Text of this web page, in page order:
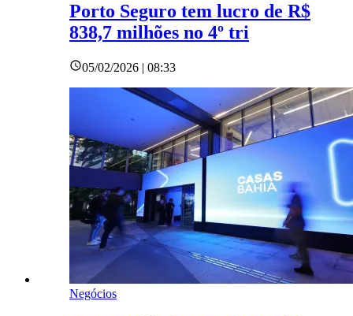
Porto Seguro tem lucro de R$
838,7 milhões no 4º tri
05/02/2026 | 08:33
Negócios